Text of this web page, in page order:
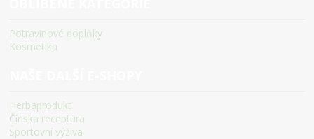
Potravinové doplňky
Kosmetika
Herbaprodukt
Čínská receptura
Sportovní výživa